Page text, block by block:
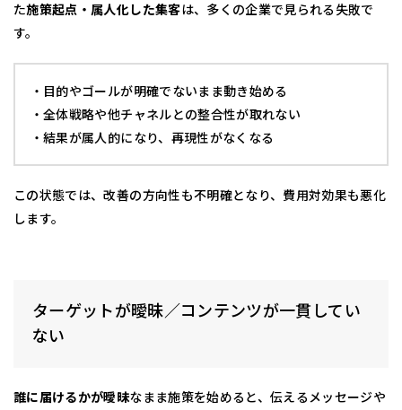
た施策起点・属人化した集客は、多くの企業で見られる失敗で
す。
・目的やゴールが明確でないまま動き始める
・全体戦略や他チャネルとの整合性が取れない
・結果が属人的になり、再現性がなくなる
この状態では、改善の方向性も不明確となり、費用対効果も悪化
します。
ターゲットが曖昧／コンテンツが一貫してい
ない
誰に届けるかが曖昧なまま施策を始めると、伝えるメッセージや